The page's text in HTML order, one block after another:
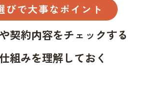
びで大事なポイント
契約内容をチェックする
組みを理解しておく